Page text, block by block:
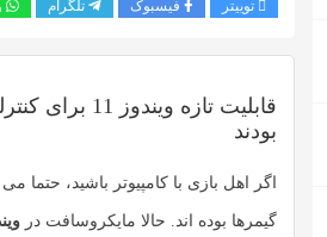
توییتر فیسبوک تلگرام
قابلیت
بودند
اگر اهل بازی با کامپیوتر باشید،
گیمرها بوده اند. حالا مایکروسافت در